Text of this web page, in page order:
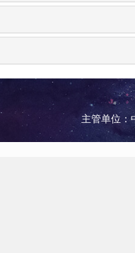
主管单位：